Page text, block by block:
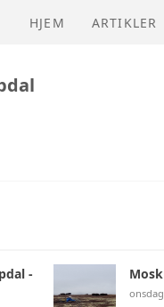
HJEM ARTIKLER
-